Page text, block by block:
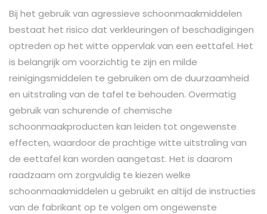
Bij het gebruik van agressieve schoonmaakmiddelen
bestaat het risico dat verkleuringen of beschadigingen
optreden op het witte oppervlak van een eettafel. Het
is belangrijk om voorzichtig te zijn en milde
reinigingsmiddelen te gebruiken om de duurzaamheid
en uitstraling van de tafel te behouden. Overmatig
gebruik van schurende of chemische
schoonmaakproducten kan leiden tot ongewenste
effecten, waardoor de prachtige witte uitstraling van
de eettafel kan worden aangetast. Het is daarom
raadzaam om zorgvuldig te kiezen welke
schoonmaakmiddelen u gebruikt en altijd de instructies
van de fabrikant op te volgen om ongewenste